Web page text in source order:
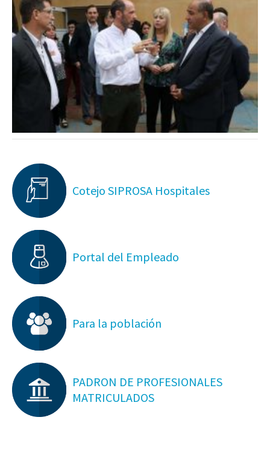
Cotejo SIPROSA Hospitales
Portal del Empleado
Para la población
PADRON DE PROFESIONALES
MATRICULADOS